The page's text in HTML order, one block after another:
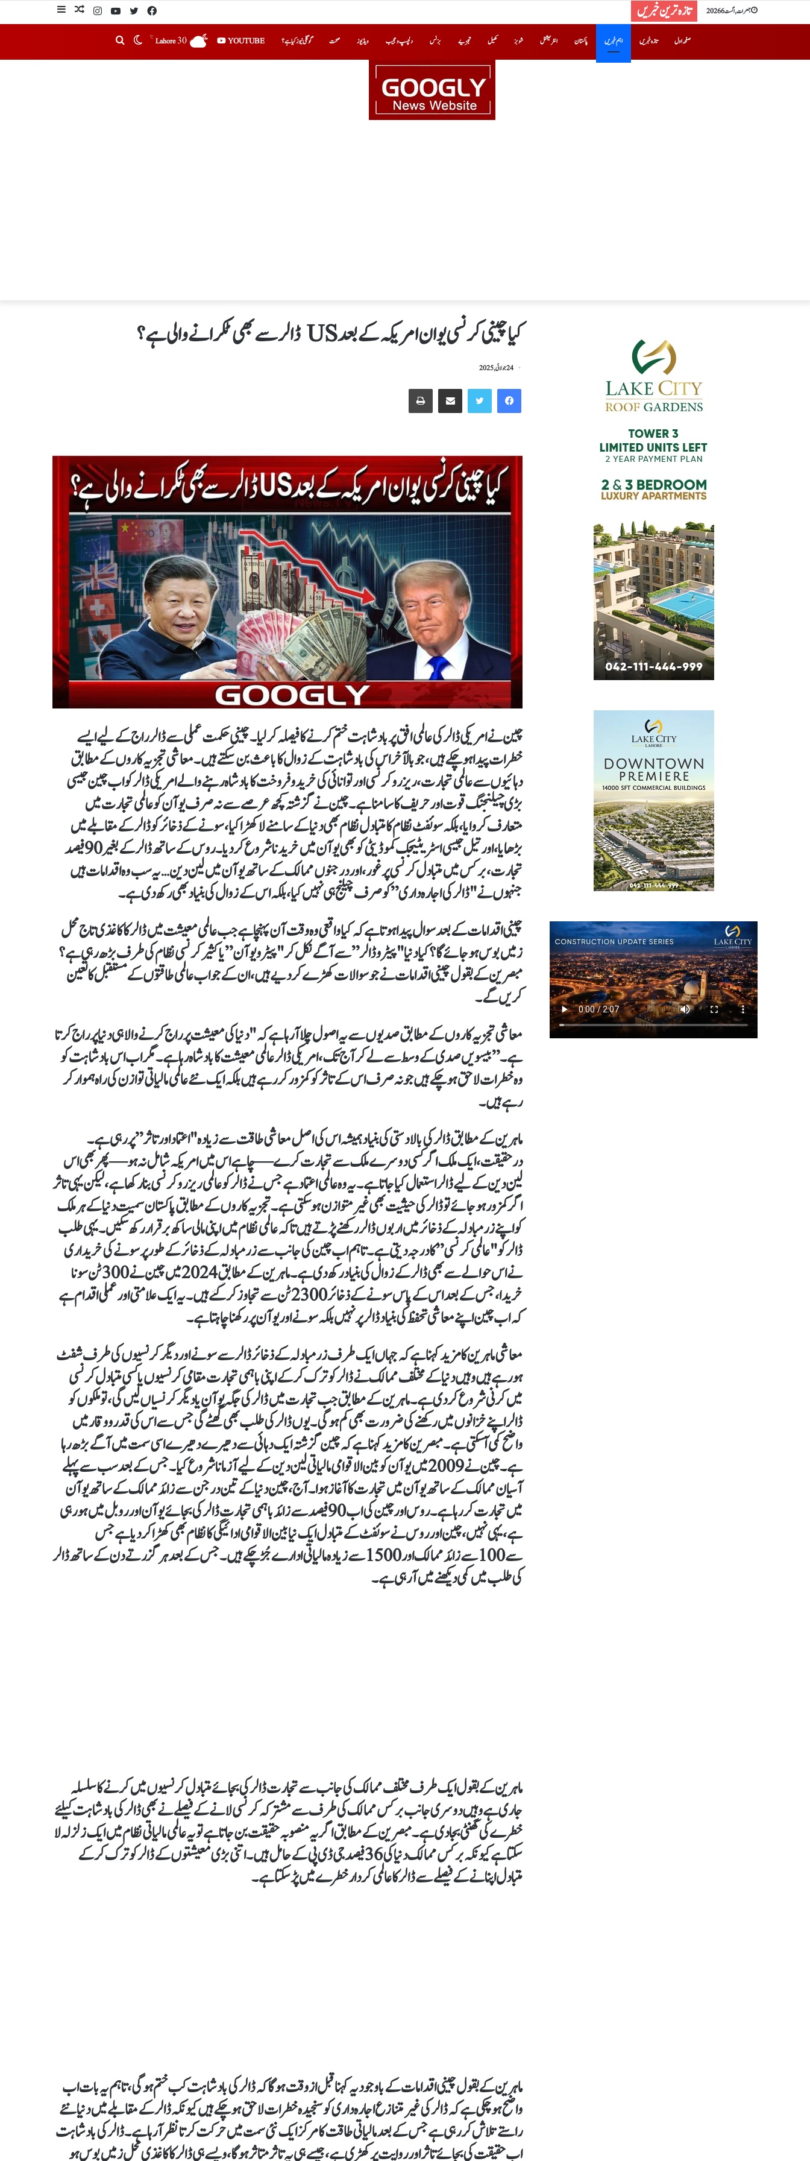
جمعرات, اگست 6 2026 تازہ ترین خبریں
صفحہ اول تازہ خبریں اہم خبریں پاکستان انٹرنیشنل شوبز کھیل تجزیے بزنس دلچسپ و عجیب ویڈیوز صحت گوگلی نیوز کیا ہے؟ YOUTUBE
Lahore30
℃
کیا چینی کرنسی یوان امریکہ کے بعد US ڈالر سے بھی ٹکرانے والی ہے ؟
24 جولائی, 2025
چین نے امریکی ڈالر کی عالمی افق پر بادشاہت ختم کرنے کا فیصلہ کر لیا ۔ چینی حکمت عملی سے ڈالر راج کے لیے ایسے
خطرات پیدا ہو چکے ہیں، جو بالآخر اس کی بادشاہت کے زوال کا باعث بن سکتے ہیں۔ معاشی تجزیہ کاروں کے مطابق
دہائیوں سے عالمی تجارت، ریزرو کرنسی اور توانائی کی خرید و فروخت کا بادشاہ رہنے والے امریکی ڈالر کو اب چین جیسی
بڑی چیلنجنگ قوت اور حریف کا سامنا ہے۔ چین نے گزشتہ کچھ عرصے سے نہ صرف یوآن کو عالمی تجارت میں
متعارف کروایا، بلکہ سوئفٹ نظام کا متبادل نظام بھی دنیا کے سامنے لا کھڑا کیا، سونے کے ذخائر کو ڈالر کے مقابلے میں
بڑھایا، اور تیل جیسی اسٹریٹیجک کموڈیٹی کو بھی یوآن میں خریدنا شروع کر دیا۔ روس کے ساتھ ڈالر کے بغیر 90 فیصد
تجارت، برکس میں متبادل کرنسی پر غور، اور درجنوں ممالک کے ساتھ یوآن میں لین دین… یہ سب وہ اقدامات ہیں
جنہوں نے "ڈالر کی اجارہ داری” کو صرف چیلنج ہی نہیں کیا، بلکہ اس کے زوال کی بنیاد بھی رکھ دی ہے۔
چینی اقدامات کے بعد سوال پیدا ہوتا ہے کہ کیا واقعی وہ وقت آن پہنچا ہے جب عالمی معیشت میں ڈالر کا کاغذی تاج محل
زمیں بوس ہو جائے گا؟ کیا دنیا "پیٹرو ڈالر” سے آگے نکل کر "پیٹرو یوآن” یا کثیر کرنسی نظام کی طرف بڑھ رہی ہے؟
مبصرین کے بقول چینی اقدامات نے جو سوالات کھڑے کر دیے ہیں، ان کے جواب عالمی طاقتوں کے مستقبل کا تعین
کریں گے۔
معاشی تجزیہ کاروں کے مطابق صدیوں سے یہ اصول چلا آ رہا ہے کہ "دنیا کی معیشت پر راج کرنے والا ہی دنیا پر راج کرتا
ہے۔” بیسویں صدی کے وسط سے لے کر آج تک، امریکی ڈالر عالمی معیشت کا بادشاہ رہا ہے۔ مگر اب اس بادشاہت کو
وہ خطرات لاحق ہو چکے ہیں جو نہ صرف اس کے تاثر کو کمزور کر رہے ہیں بلکہ ایک نئے عالمی مالیاتی توازن کی راہ ہموار کر
رہےہیں۔
ماہرین کے مطابق ڈالر کی بالادستی کی بنیاد ہمیشہ اس کی اصل معاشی طاقت سے زیادہ "اعتماد اور تاثر” پر رہی ہے۔
درحقیقت، ایک ملک اگر کسی دوسرے ملک سے تجارت کرے — چاہے اس میں امریکہ شامل نہ ہو — پھر بھی اس
لین دین کے لیے ڈالر استعمال کیا جاتا ہے۔ یہ وہ عالمی اعتماد ہے جس نے ڈالر کو عالمی ریزرو کرنسی بنارکھا ہے، لیکن یہی تاثر
اگر کمزور ہو جائے تو ڈالر کی حیثیت بھی غیر متوازن ہو سکتی ہے۔ تجزیہ کاروں کے مطابق پاکستان سمیت دنیا کے ہر ملک
کو اپنے زرمبادلہ کے ذخائر میں اربوں ڈالر رکھنے پڑتے ہیں تاکہ عالمی نظام میں اپنی مالی ساکھ برقرار رکھ سکیں۔ یہی طلب
ڈالر کو "عالمی کرنسی” کا درجہ دیتی ہے۔ تاہم اب چین کی جانب سے زرمبادلہ کے ذخائر کے طور پر سونے کی خریداری
نے اس حوالے سے بھی ڈالر کے زوال کی بنیاد رکھ دی ہے۔ ماہرین کے مطابق 2024 میں چین نے 300 ٹن سونا
خریدا، جس کے بعد اس کے پاس سونے کے ذخائر 2300 ٹن سے تجاوز کر گئے ہیں۔ یہ ایک علامتی اور عملی اقدام ہے
کہ اب چین اپنے معاشی تحفظ کی بنیاد ڈالر پر نہیں بلکہ سونے اور یوآن پر رکھنا چاہتا ہے۔
معاشی ماہرین کا مزید کہنا ہے کہ جہاں ایک طرف زرمبادلہ کے ذخائر ڈالر سے سونے اور دیگر کرنسیوں کی طرف شفٹ
ہو رہے ہیں وہیں دنیا کے مختلف ممالک نے ڈالر کو ترک کر کے اپنی باہمی تجارت مقامی کرنسیوں یا کسی متبادل کرنسی
میں کرنی شروع کر دی ہے۔ ماہرین کے مطابق جب تجارت میں ڈالر کی جگہ یوآن یا دیگر کرنسیاں لیں گی، تو ملکوں کو
ڈالر اپنے خزانوں میں رکھنے کی ضرورت بھی کم ہو گی۔ یوں ڈالر کی طلب بھی گھٹے گی جس سے اس کی قدر و وقار میں
واضح کمی آ سکتی ہے۔ مبصرین کا مزید کہنا ہے کہ چین گزشتہ ایک دہائی سے دھیرے دھیرے اسی سمت میں آ گے بڑھ رہا
ہے۔ چین نے 2009 میں یوآن کو بین الاقوامی مالیاتی لین دین کے لیے آزمانا شروع کیا۔ جس کے بعد سب سے پہلے
آسیان ممالک کے ساتھ یوآن میں تجارت کا آغاز ہوا۔ آج، چین دنیا کے تین درجن سے زائد ممالک کے ساتھ یوآن
میں تجارت کر رہا ہے۔ روس اور چین کی اب 90 فیصد سے زائد باہمی تجارت ڈالر کی بجائے یوآن اور روبل میں ہو رہی
ہے، یہی نہیں، چین اور روس نے سوئفٹ کے متبادل ایک نیا بین الاقوامی ادائیگی کا نظام بھی کھڑا کر دیا ہے جس
سے 100 سے زائد ممالک اور 1500 سے زیادہ مالیاتی ادارے جُڑ چکے ہیں۔ جس کے بعد ہر گزرتے دن کے ساتھ ڈالر
کی طلب میں کمی دیکھنے میں آ رہی ہے۔
ماہرین کے بقول ایک طرف مختلف ممالک کی جانب سے تجارت ڈالر کی بجائے متبادل کرنسیوں میں کرنے کا سلسلہ
جاری ہے وہیں دوسری جانب برکس ممالک کی طرف سے مشترکہ کرنسی لانے کے فیصلے نے بھی ڈالر کی بادشاہت کیلئے
خطرے کی گھنٹی بجا دی ہے۔ مبصرین کے مطابق اگر یہ منصوبہ حقیقت بن جاتا ہے تو یہ عالمی مالیاتی نظام میں ایک زلزلہ لا
سکتا ہے کیونکہ برکس ممالک دنیا کی 36 فیصد جی ڈی پی کے حامل ہیں۔ اتنی بڑی معیشتوں کے ڈالر کو ترک کر کے
متبادل اپنانے کے فیصلے سے ڈالر کا عالمی کردار خطرے میں پڑ سکتا ہے۔
ماہرین کے بقول چینی اقدامات کے باوجود یہ کہنا قبل از وقت ہو گا کہ ڈالر کی بادشاہت کب ختم ہو گی،تاہم یہ بات اب
واضح ہو چکی ہے کہ ڈالر کی غیر متنازع اجارہ داری کو سنجیدہ خطرات لاحق ہو چکے ہیں کیونکہ ڈالر کے مقابلے میں دنیا نئے
راستے تلاش کر رہی ہے جس کے بعد مالیاتی طاقت کا مرکز ایک نئی سمت میں حرکت کرتا نظر آ رہا ہے۔ ڈالر کی بادشاہت
اب حقیقت کی بجائے تاثر اور روایت پر کھڑی ہے، جیسے ہی یہ تاثر متاثر ہو گا، ویسے ہی ڈالر کا کاغذی محل زمیں بوس ہو